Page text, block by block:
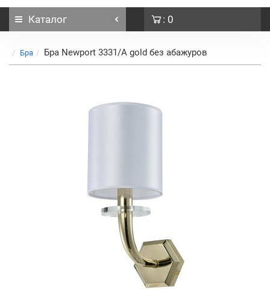
Каталог : 0
Бра Бра Newport 3331/A gold без абажуров